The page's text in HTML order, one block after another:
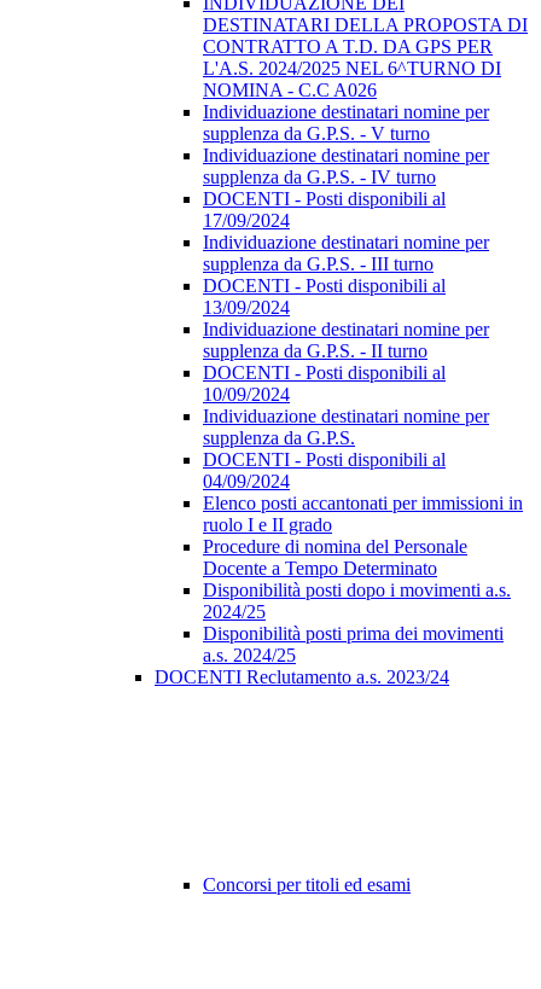
DESTINATARI DELLA PROPOSTA DI
CONTRATTO A T.D. DA GPS PER
L'A.S. 2024/2025 NEL 6^TURNO DI
NOMINA - C.C A026
Individuazione destinatari nomine per
supplenza da G.P.S. - V turno
Individuazione destinatari nomine per
supplenza da G.P.S. - IV turno
DOCENTI - Posti disponibili al
17/09/2024
Individuazione destinatari nomine per
supplenza da G.P.S. - III turno
DOCENTI - Posti disponibili al
13/09/2024
Individuazione destinatari nomine per
supplenza da G.P.S. - II turno
DOCENTI - Posti disponibili al
10/09/2024
Individuazione destinatari nomine per
supplenza da G.P.S.
DOCENTI - Posti disponibili al
04/09/2024
Elenco posti accantonati per immissioni in
ruolo I e II grado
Procedure di nomina del Personale
Docente a Tempo Determinato
Disponibilità posti dopo i movimenti a.s.
2024/25
Disponibilità posti prima dei movimenti
a.s. 2024/25
DOCENTI Reclutamento a.s. 2023/24
Concorsi per titoli ed esami